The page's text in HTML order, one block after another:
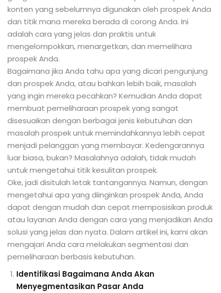
konten yang sebelumnya digunakan oleh prospek Anda
dan titik mana mereka berada di corong Anda. Ini
adalah cara yang jelas dan praktis untuk
mengelompokkan, menargetkan, dan memelihara
prospek Anda.
Bagaimana jika Anda tahu apa yang dicari pengunjung
dan prospek Anda, atau bahkan lebih baik, masalah
yang ingin mereka pecahkan? Kemudian Anda dapat
membuat pemeliharaan prospek yang sangat
disesuaikan dengan berbagai jenis kebutuhan dan
masalah prospek untuk memindahkannya lebih cepat
menjadi pelanggan yang membayar. Kedengarannya
luar biasa, bukan? Masalahnya adalah, tidak mudah
untuk mengetahui titik kesulitan prospek.
Oke, jadi disitulah letak tantangannya. Namun, dengan
mengetahui apa yang diinginkan prospek Anda, Anda
dapat dengan mudah dan cepat memposisikan produk
atau layanan Anda dengan cara yang menjadikan Anda
solusi yang jelas dan nyata. Dalam artikel ini, kami akan
mengajari Anda cara melakukan segmentasi dan
pemeliharaan berbasis kebutuhan.
Identifikasi Bagaimana Anda Akan
Menyegmentasikan Pasar Anda